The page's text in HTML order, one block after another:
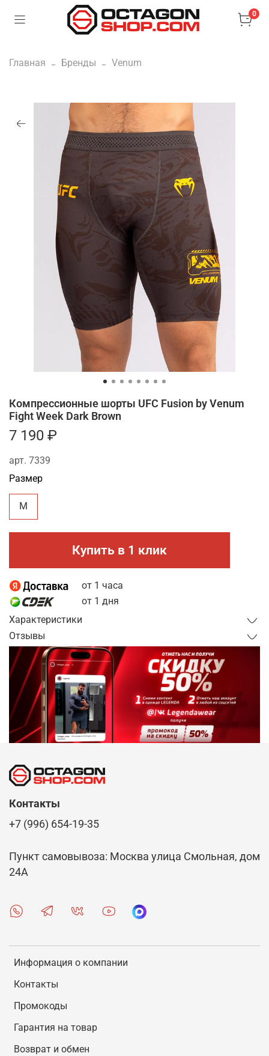
0
Главная Бренды Venum
арт. 7339
Компрессионные шорты UFC Fusion by Venum
Fight Week Dark Brown
7 190 ₽
Купить в 1 клик
от 1 часа
от 1 дня
Размер
M
Характеристики
Отзывы
Информация о компании
Контакты
Промокоды
Гарантия на товар
Возврат и обмен
Контакты
+7 (996) 654-19-35
Пункт самовывоза: Москва улица Смольная, дом
24А